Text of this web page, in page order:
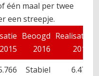
één maal per twee
een streepje.
2015
Beoogd
2016
Realisatie
2016
Stabiel 6.470